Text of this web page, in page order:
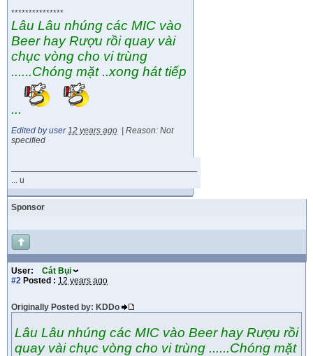
***************
Lâu Lâu nhúng các MIC vào
Beer hay Rượu rồi quay vài
chục vòng cho vi trùng
......Chóng mặt ..xong hát tiếp
...
Edited by user 12 years ago
Reason: Not
specified
... u
Sponsor
User:
Cát Bụi
#2 Posted : 12 years ago
Originally Posted by: KDDo
Lâu Lâu nhúng các MIC vào Beer hay Rượu rồi
quay vài chục vòng cho vi trùng ......Chóng mặt